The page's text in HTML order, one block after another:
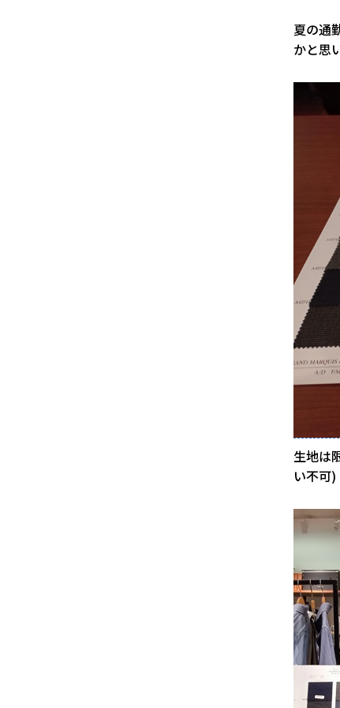
夏の通
かと思
生地は
い不可)